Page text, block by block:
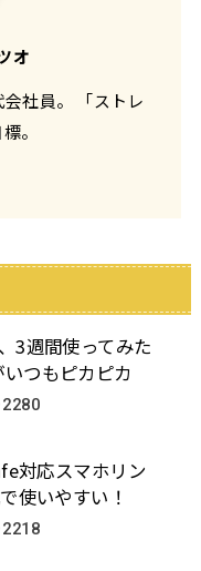
オ
社員。 「ストレ
。
3週間使ってみた
いつもピカピカ
2280
対応スマホリン
使いやすい！
2218